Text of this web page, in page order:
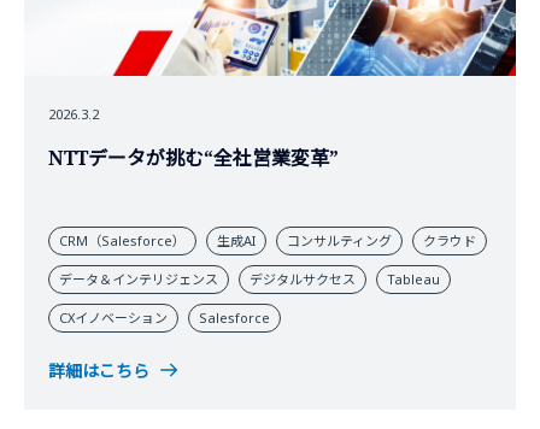
2026.3.2
NTTデータが挑む“全社営業変革”
CRM（Salesforce） 生成AI コンサルティング クラウド
データ＆インテリジェンス デジタルサクセス Tableau
CXイノベーション Salesforce
詳細はこちら